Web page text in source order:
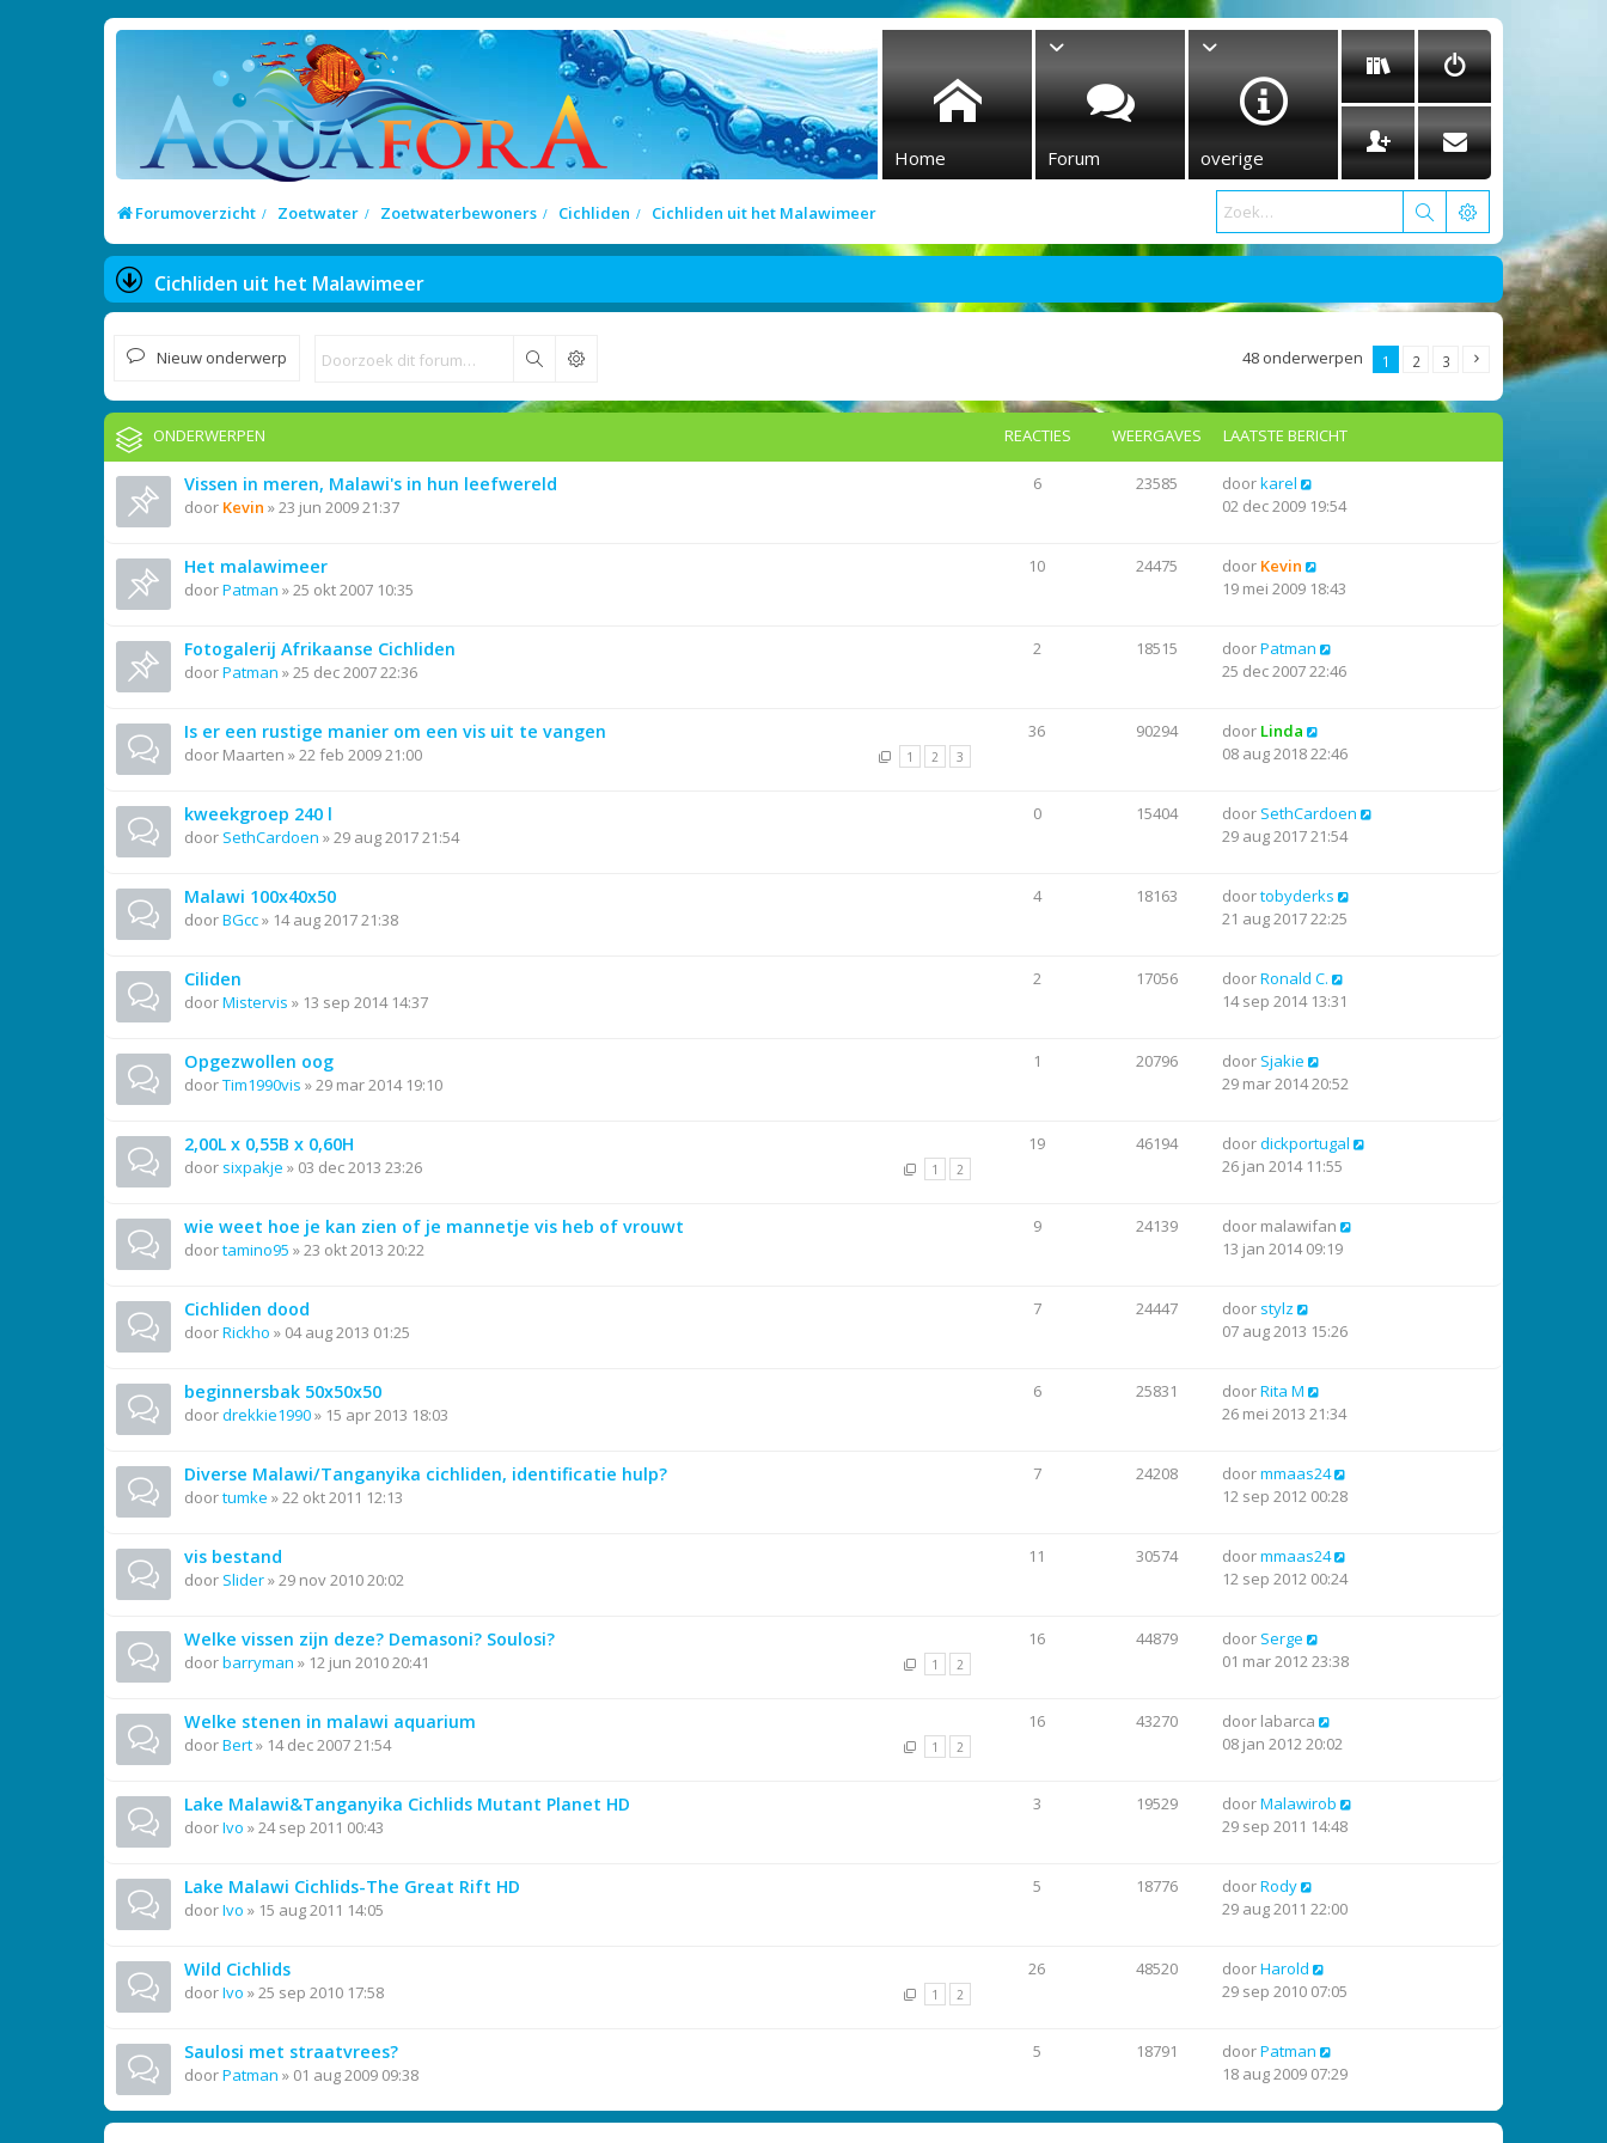
Home Forum overige
Forumoverzicht Zoetwater Zoetwaterbewoners Cichliden Cichliden uit het Malawimeer
Cichliden uit het Malawimeer
Nieuw onderwerp Zoek 48 onderwerpen 1 2 3
ONDERWERPEN REACTIES WEERGAVES LAATSTE BERICHT
Vissen in meren, Malawi's in hun leefwereld
door Kevin »23 jun 2009 21:37
6 23585 doorkarel
02 dec 2009 19:54
Het malawimeer
doorPatman »25 okt 2007 10:35
10 24475 door Kevin
19 mei 2009 18:43
Fotogalerij Afrikaanse Cichliden
doorPatman »25 dec 2007 22:36
2 18515 doorPatman
25 dec 2007 22:46
Is er een rustige manier om een vis uit te vangen
door Maarten »22 feb 2009 21:00 1 2 3
36 90294 door Linda
08 aug 2018 22:46
kweekgroep 240 l
door SethCardoen »29 aug 2017 21:54
0 15404 door SethCardoen
29 aug 2017 21:54
Malawi 100x40x50
doorBGcc» 14 aug 2017 21:38
4 18163 doortobyderks
21 aug 2017 22:25
Ciliden
doorMistervis » 13 sep 2014 14:37
2 17056 doorRonald C.
14 sep 2014 13:31
Opgezwollen oog
doorTim1990vis »29 mar 2014 19:10
1 20796 door Sjakie
29 mar 2014 20:52
2,00L x 0,55B x 0,60H
door sixpakje » 03 dec 2013 23:26 1 2
19 46194 doordickportugal
26 jan 2014 11:55
wie weet hoe je kan zien of je mannetje vis heb of vrouwt
doortamino95 »23 okt 2013 20:22
9 24139 door malawifan
13 jan 2014 09:19
Cichliden dood
doorRickho » 04 aug 2013 01:25
7 24447 door stylz
07 aug 2013 15:26
beginnersbak 50x50x50
doordrekkie1990» 15 apr 2013 18:03
6 25831 doorRita M
26 mei 2013 21:34
Diverse Malawi/Tanganyika cichliden, identificatie hulp?
doortumke »22 okt 2011 12:13
7 24208 doormmaas24
12 sep 2012 00:28
vis bestand
door Slider»29 nov 2010 20:02
11 30574 doormmaas24
12 sep 2012 00:24
Welke vissen zijn deze? Demasoni? Soulosi?
doorbarryman » 12 jun 2010 20:41 1 2
16 44879 door Serge
01 mar 2012 23:38
Welke stenen in malawi aquarium
doorBert» 14 dec 2007 21:54 1 2
16 43270 door labarca
08 jan 2012 20:02
Lake Malawi&Tanganyika Cichlids Mutant Planet HD
doorIvo »24 sep 2011 00:43
3 19529 doorMalawirob
29 sep 2011 14:48
Lake Malawi Cichlids-The Great Rift HD
doorIvo » 15 aug 2011 14:05
5 18776 doorRody
29 aug 2011 22:00
Wild Cichlids
doorIvo »25 sep 2010 17:58 1 2
26 48520 doorHarold
29 sep 2010 07:05
Saulosi met straatvrees?
doorPatman » 01 aug 2009 09:38
5 18791 doorPatman
18 aug 2009 07:29